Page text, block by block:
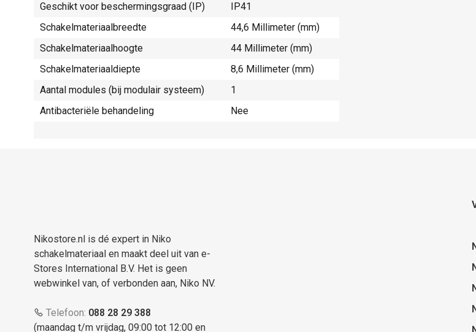
Geschikt voor beschermingsgraad (IP)
IP41
Schakelmateriaalbreedte
44,6 Millimeter (mm)
Schakelmateriaalhoogte
44 Millimeter (mm)
Schakelmateriaaldiepte
8,6 Millimeter (mm)
Aantal modules (bij modulair systeem)
1
Antibacteriële behandeling
Nee
Nikostore.nl is dé expert in Niko
schakelmateriaal en maakt deel uit van e-
Stores International B.V. Het is geen
webwinkel van, of verbonden aan, Niko NV.
Telefoon: 088 28 29 388
(maandag t/m vrijdag, 09:00 tot 12:00 en